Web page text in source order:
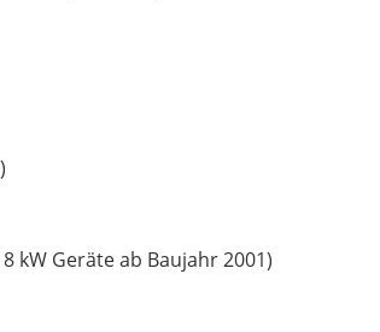
kW Geräte ab Baujahr 2001)